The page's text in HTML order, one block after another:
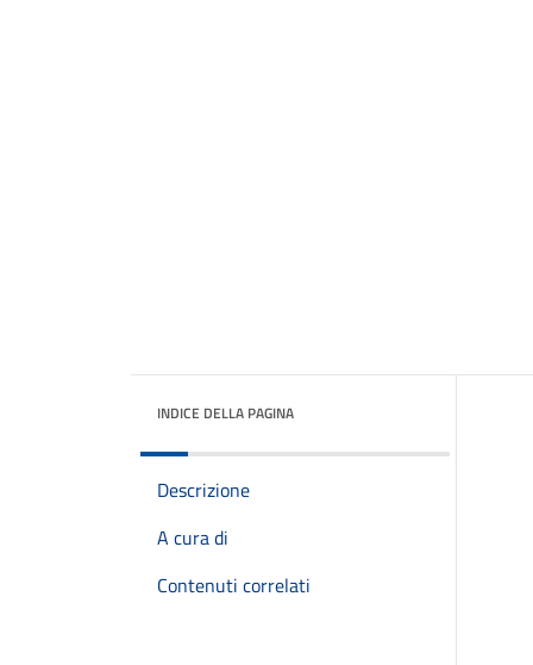
INDICE DELLA PAGINA
Descrizione
A cura di
Contenuti correlati